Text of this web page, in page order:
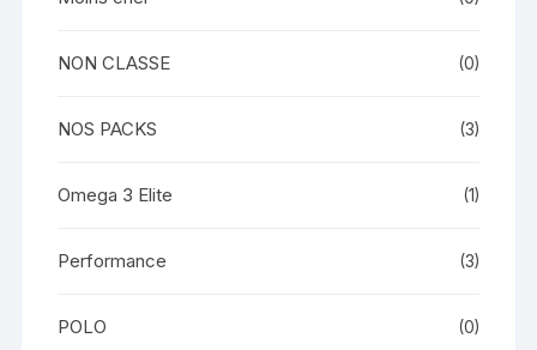
NON CLASSE (0)
NOS PACKS (3)
Omega 3 Elite (1)
Performance (3)
POLO (0)